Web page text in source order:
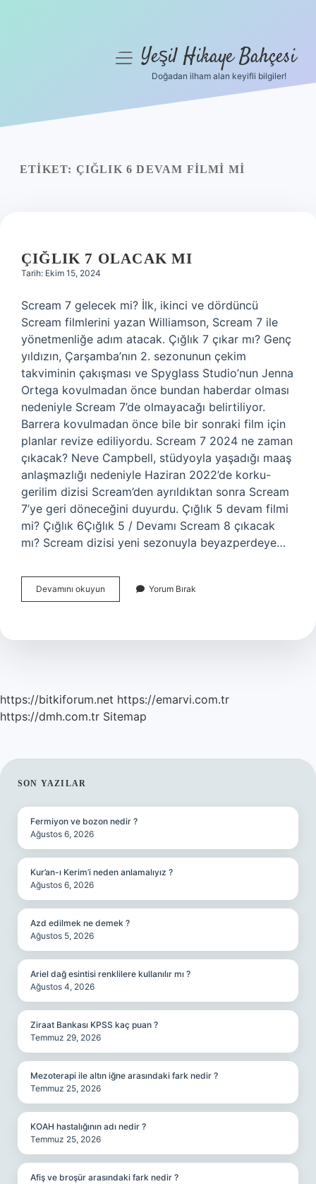
Yasal Uyarı
menüyüYeşil Hikaye Bahçesi
Doğadan ilham alan keyifli bilgiler!
ETIKET: ÇIĞLIK 6 DEVAM FILMI MI
ÇIĞLIK 7 OLACAK MI
Tarih: Ekim 15, 2024
Scream 7 gelecek mi? İlk, ikinci ve dördüncü
Scream filmlerini yazan Williamson, Scream 7 ile
yönetmenliğe adım atacak. Çığlık 7 çıkar mı? Genç
yıldızın, Çarşamba’nın 2. sezonunun çekim
takviminin çakışması ve Spyglass Studio’nun Jenna
Ortega kovulmadan önce bundan haberdar olması
nedeniyle Scream 7’de olmayacağı belirtiliyor.
Barrera kovulmadan önce bile bir sonraki film için
planlar revize ediliyordu. Scream 7 2024 ne zaman
çıkacak? Neve Campbell, stüdyoyla yaşadığı maaş
anlaşmazlığı nedeniyle Haziran 2022’de korku-
gerilim dizisi Scream’den ayrıldıktan sonra Scream
7’ye geri döneceğini duyurdu. Çığlık 5 devam filmi
mi? Çığlık 6Çığlık 5 / Devamı Scream 8 çıkacak
mı? Scream dizisi yeni sezonuyla beyazperdeye…
Devamını okuyun
7
Yorum Bırak
https://bitkiforum.net https://emarvi.com.tr
https://dmh.com.tr Sitemap
SIDEBAR
SON YAZILAR
Fermiyon ve bozon nedir ?
Ağustos 6, 2026
Kur’an-ı Kerim’i neden anlamalıyız ?
Ağustos 6, 2026
Azd edilmek ne demek ?
Ağustos 5, 2026
Ariel dağ esintisi renklilere kullanılır mı ?
Ağustos 4, 2026
Ziraat Bankası KPSS kaç puan ?
Temmuz 29, 2026
Mezoterapi ile altın iğne arasındaki fark nedir ?
Temmuz 25, 2026
KOAH hastalığının adı nedir ?
Temmuz 25, 2026
Afiş ve broşür arasındaki fark nedir ?